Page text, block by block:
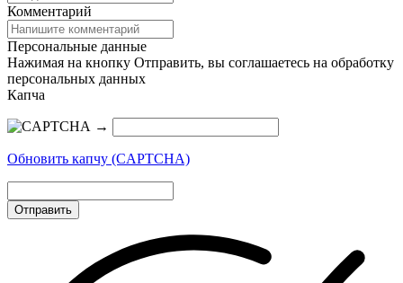
Комментарий
Персональные данные
Нажимая на кнопку Отправить, вы соглашаетесь на обработку
персональных данных
Капча
→
Обновить капчу (CAPTCHA)
Отправить